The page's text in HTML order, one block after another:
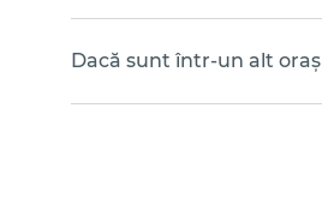
Dacă sunt într-un alt oraș